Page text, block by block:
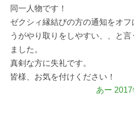
同一人物です！
ゼクシィ縁結びの方の通知をオ
うがやり取りをしやすい、、と
ました。
真剣な方に失礼です。
皆様、お気を付けください！
あー